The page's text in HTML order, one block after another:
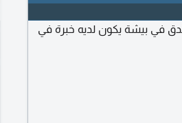
في بيشة يكون لديه خبرة في